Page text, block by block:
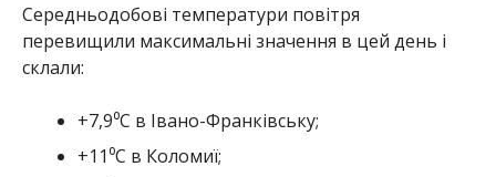
Середньодобові температури повітря
перевищили максимальні значення в цей день і
склали:
+7,9⁰С в Івано-Франківську;
+11⁰С в Коломиї;